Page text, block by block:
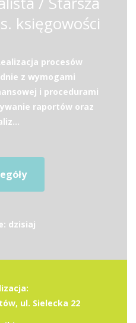
księgowości
procesów
z wymogami
i procedurami
raportów oraz
dzisiaj
ul. Sielecka 22